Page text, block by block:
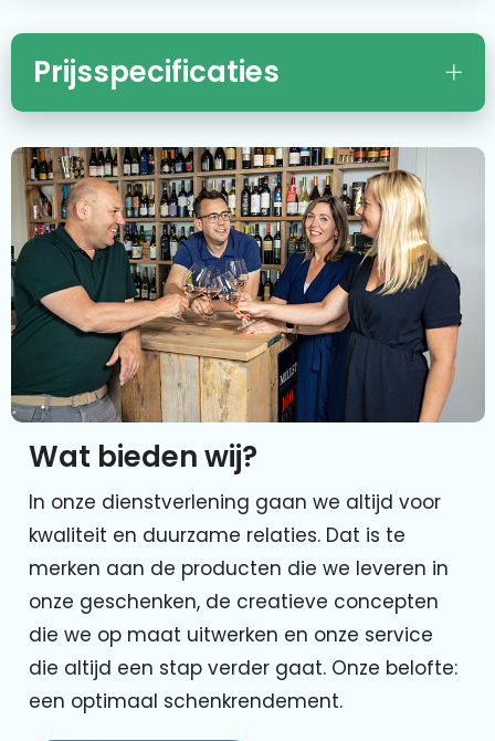
Prijsspecificaties
Wat bieden wij?
In onze dienstverlening gaan we altijd voor
kwaliteit en duurzame relaties. Dat is te
merken aan de producten die we leveren in
onze geschenken, de creatieve concepten
die we op maat uitwerken en onze service
die altijd een stap verder gaat. Onze belofte:
een optimaal schenkrendement.